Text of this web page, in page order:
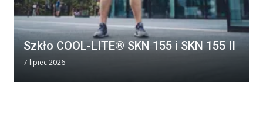
Szkło COOL-LITE® SKN 155 i SKN 155 II
7 lipiec 2026